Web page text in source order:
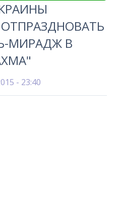
МИРАДЖ В
- 23:40